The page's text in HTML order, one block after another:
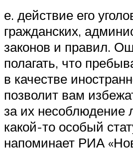
е. действие его
гражданских,
законов и правил.
полагать, что
в качестве
позволит вам
за их несоблюдение
какой-то особый
напоминает РИА